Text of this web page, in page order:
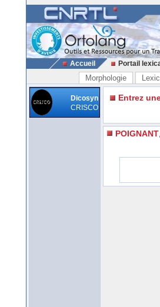
Accueil Portail
Morphologie
Dicosyn
CRISCO
Entrez
POIGNANT